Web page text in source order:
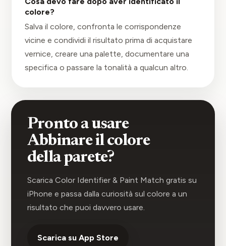
colore?
Salva il colore, confronta le corrispondenze
vicine e condividi il risultato prima di acquistare
vernice, creare una palette, documentare una
specifica o passare la tonalità a qualcun altro.
Pronto a usare
Abbinare il colore
della parete?
Scarica Color Identifier & Paint Match gratis su
iPhone e passa dalla curiosità sul colore a un
risultato che puoi davvero usare.
Scarica su App Store